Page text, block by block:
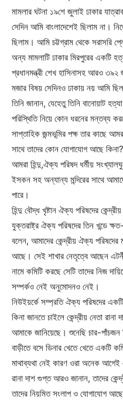
মামলার ঘটনা ১৯শে জুলাই ঢাকার
সেদিন আমি বাংলাদেশেই ছিলাম না।
ছিলাম। আমি চট্টগ্রাম থেকে সরাসরি
অন্য মামলাটি ঢাকার মিরপুরের একটি
প্রধানমন্ত্রী শেখ হাসিনাসহ আরও
মজার বিষয় সেদিনও ঢাকায় নয় আমি
তিনি জানান, যেহেতু তিনি বানোয়াট
পরিস্থিতি নিয়ে কোন ধরনের মন্তব্য
সাপ্তাহিক জন্মভূমির পক্ষ তার কাছে
সাথে তাদের কোন যোগাযোগ আছে
আমরা হিন্দু,ঐক্য পরিষদ ধর্মীয়
ইসকন সহ অন্যান্য মন্দিরের সাথে
পারে।
হিন্দু বৌদ্ধ খৃষ্টান ঐক্য পরিষদের
যুক্তরাষ্ট্র ঐক্য পরিষদের তিন খন্ডে
বলেন, আমাদের কেন্দ্রীয় ঐক্য
আছে। সেই শাখার নেতৃত্বে আছেন
নামে কমিটি করছে সেটি তাদের নিজ
সম্পর্কও নেই অনুমোদনও নেই।
নিউইয়র্কে সম্প্রতি ঐক্য পরিষদের
কিনা জানতে চাইলে কেন্দ্রীয় নেতা
আমাকে জানিয়েছে। শুনেছি চার-পাঁচজন
বাড়ীতে বসে ডিনার খেতে খেতে একটি
মাথাব্যথা নেই কারণ ওরা অনেক
রানা দাশ গুপ্ত আরও জানান, তাদের
তাদের নিয়মিত সংলাপ ও যোগাযোগ